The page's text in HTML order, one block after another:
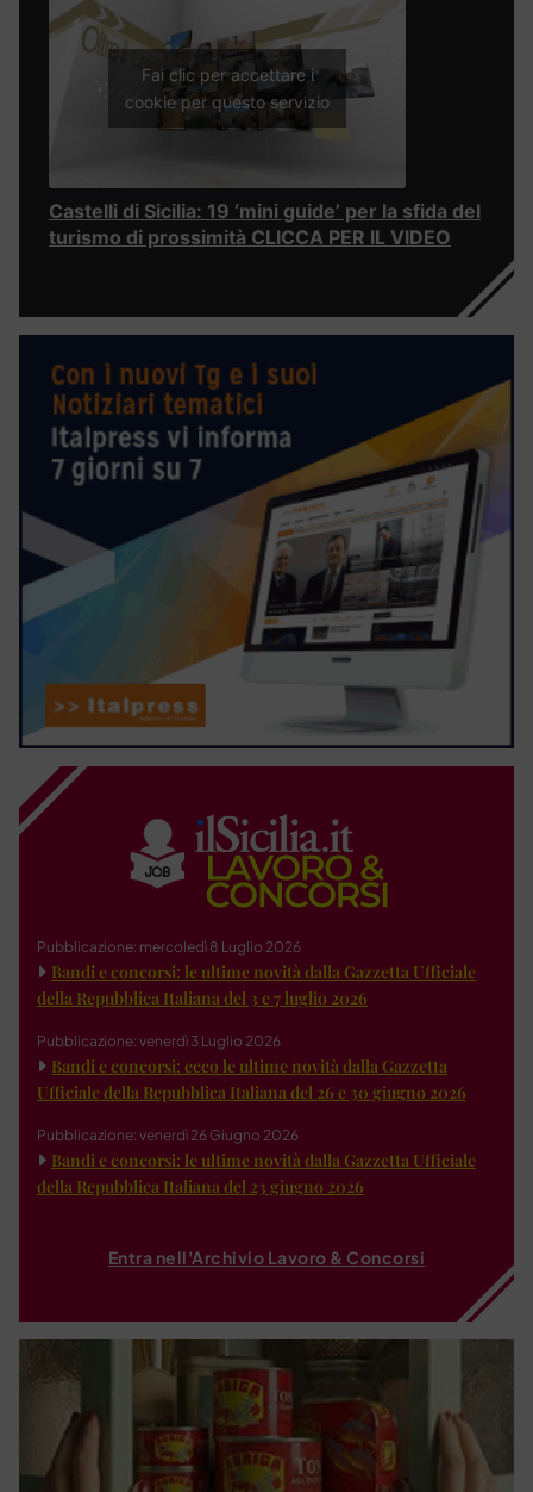
Fai clic per accettare i
cookie per questo servizio
Castelli di Sicilia: 19 ‘mini guide’ per la sfida del
turismo di prossimità CLICCA PER IL VIDEO
Pubblicazione: mercoledì 8 Luglio 2026
Bandi e concorsi: le ultime novità dalla Gazzetta Ufficiale
della Repubblica Italiana del 3 e 7 luglio 2026
Pubblicazione: venerdì 3 Luglio 2026
Bandi e concorsi: ecco le ultime novità dalla Gazzetta
Ufficiale della Repubblica Italiana del 26 e 30 giugno 2026
Pubblicazione: venerdì 26 Giugno 2026
Bandi e concorsi: le ultime novità dalla Gazzetta Ufficiale
della Repubblica Italiana del 23 giugno 2026
Entra nell'Archivio Lavoro & Concorsi